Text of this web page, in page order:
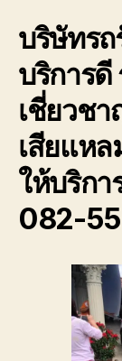
เหลือ
ฉุกเฉิน
โทร
0800628488
บริษัทร
บริการดี
เชี่ยวช
เสียแห
ให้บริกา
082-